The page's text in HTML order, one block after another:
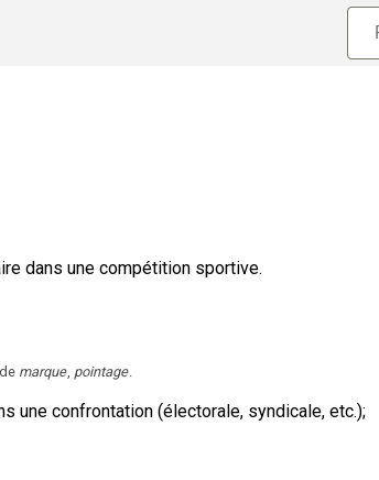
dans une compétition sportive.
marque, pointage.
une confrontation (électorale, syndicale, etc.);